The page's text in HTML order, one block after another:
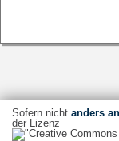
Sofern nicht anders
der Lizenz